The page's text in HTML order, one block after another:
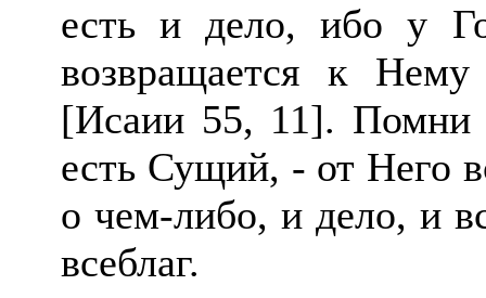
есть и дело, ибо у
возвращается к
[Исаии 55, 11]. Помни
есть Сущий, - от Него
о чем-либо, и дело, и
всеблаг.